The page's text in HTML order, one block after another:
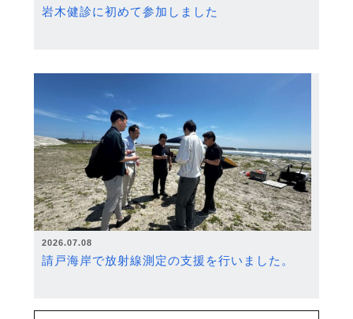
岩木健診に初めて参加しました
2026.07.08
請戸海岸で放射線測定の支援を行いました。